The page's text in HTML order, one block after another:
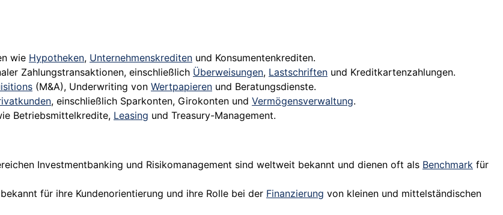
wie Hypotheken, Unternehmenskrediten und Konsumentenkrediten.
Zahlungstransaktionen, einschließlich Überweisungen, Lastschriften und Kreditkartenzahlungen.
(M&A), Underwriting von Wertpapieren und Beratungsdienste.
, einschließlich Sparkonten, Girokonten und Vermögensverwaltung.
Betriebsmittelkredite, Leasing und Treasury-Management.
Investmentbanking und Risikomanagement sind weltweit bekannt und dienen oft als Benchmark für
für ihre Kundenorientierung und ihre Rolle bei der Finanzierung von kleinen und mittelständischen